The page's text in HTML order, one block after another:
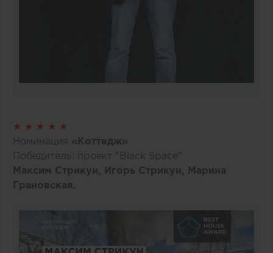
★ ★ ★ ★ ★
Номинация «Коттедж»
Победитель: проект "Black Space"
Максим Стрикун, Игорь Стрикун, Марина
Грановская.